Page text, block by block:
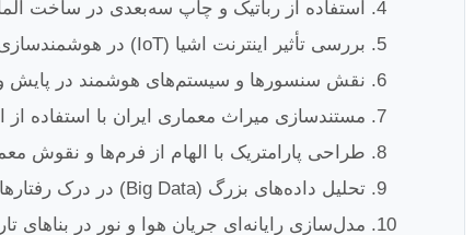
استفاده از رباتیک و چاپ سه‌بعدی در ساخت
بررسی تأثیر اینترنت اشیا (IoT) در هوشمندسازی خانه‌های سنتی با حفظ اصالت.
نقش سنسورها و سیستم‌های هوشمند در پایش
مستندسازی میراث معماری ایران با استفاده
طراحی پارامتریک با الهام از فرم‌ها و نقوش
تحلیل داده‌های بزرگ (Big Data) در درک رفتارهای کاربری فضاهای عمومی ایران.
مدل‌سازی رایانه‌ای جریان هوا و نور در بناهای